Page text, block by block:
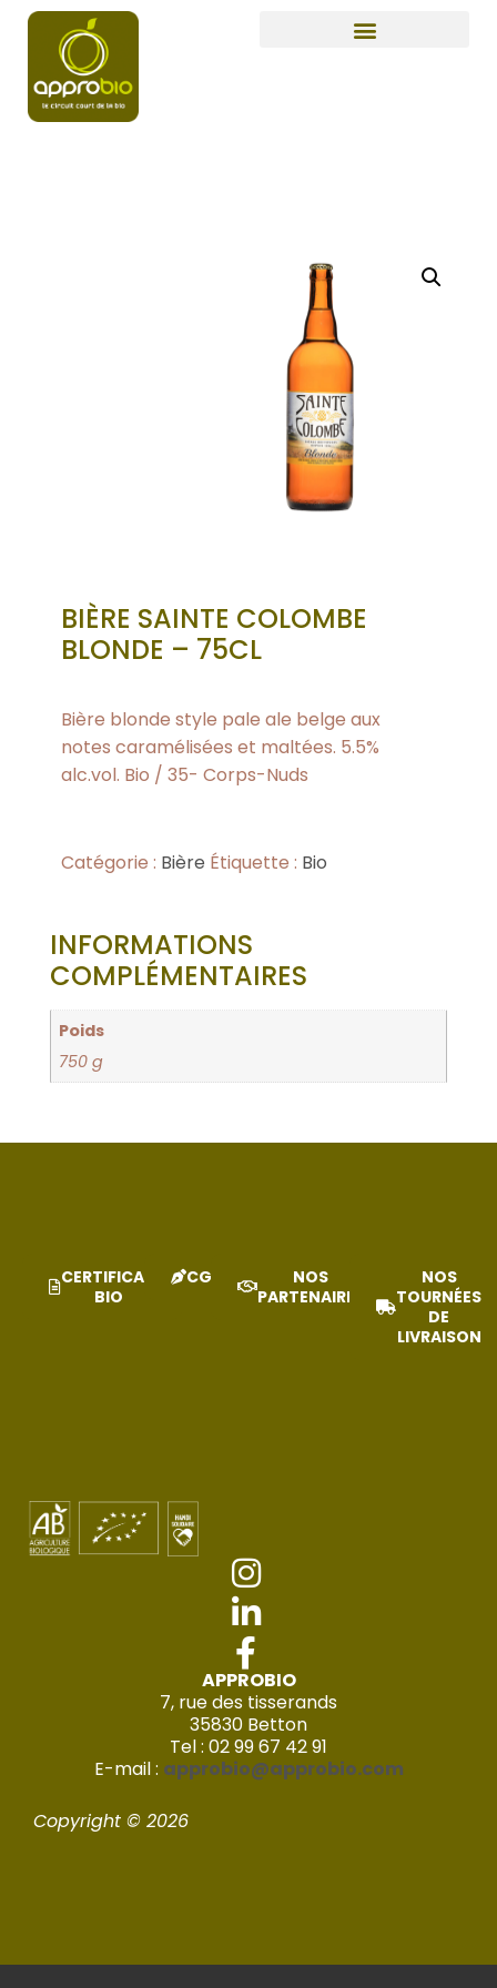
BIÈRE SAINTE COLOMBE
BLONDE – 75CL
Bière blonde style pale ale belge aux
notes caramélisées et maltées. 5.5%
alc.vol. Bio / 35- Corps-Nuds
Catégorie : Bière Étiquette : Bio
INFORMATIONS
COMPLÉMENTAIRES
Poids
750 g
CERTIFICAT
BIO
CGV
NOS
PARTENAIRES
NOS
TOURNÉES
DE
LIVRAISON
APPROBIO
7, rue des tisserands
35830 Betton
Tel : 02 99 67 42 91
E-mail : approbio@approbio.com
Copyright © 2026